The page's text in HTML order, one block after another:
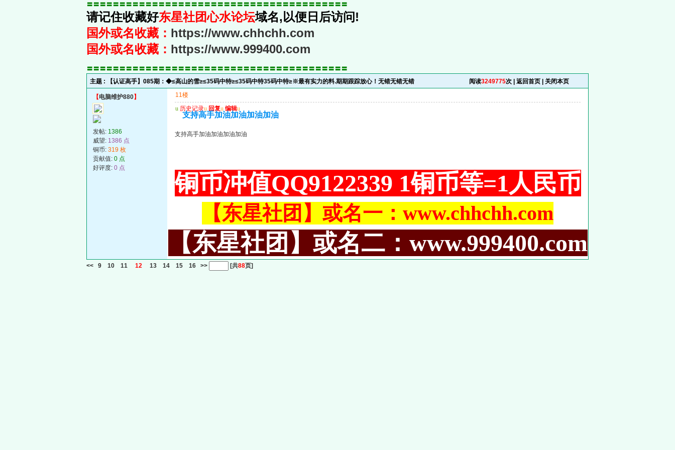
〓〓〓〓〓〓〓〓〓〓〓〓〓〓〓〓〓〓〓〓〓〓〓〓〓〓〓〓〓〓〓〓〓〓〓〓〓〓〓〓
请记住收藏好东星社团心水论坛域名,以便日后访问!
国外或名收藏： https://www.chhchh.com
国外或名收藏： https://www.999400.com
〓〓〓〓〓〓〓〓〓〓〓〓〓〓〓〓〓〓〓〓〓〓〓〓〓〓〓〓〓〓〓〓〓〓〓〓〓〓〓〓
主题 : 【认证高手】085期：◆≤高山的雪≥≤35码中特≥≤35码中特35码中特≥※最有实力的料.期期跟踪放心！无错无错无错 阅读3249775次 | 返回首页 关闭本页
【电脑维护880】
发帖: 1386
威望: 1386 点
铜币: 319 枚
贡献值: 0 点
好评度: 0 点
11楼
u 历史记录u 回复u 编辑u
支持高手加油加油加油加油
支持高手加油加油加油加油
铜币冲值QQ9122339 1铜币等=1人民币
【东星社团】或名一：www.chhchh.com
【东星社团】或名二：www.999400.com
<< 9 10 11 12 13 14 15 16 >> [共88页]